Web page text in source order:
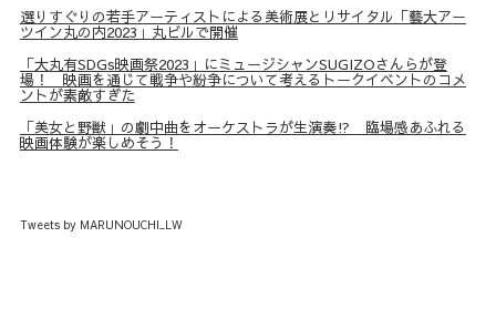
選りすぐりの若手アーティストによる美術展とリサイタル「藝大アー
ツイン丸の内2023」丸ビルで開催
「大丸有SDGs映画祭2023」にミュージシャンSUGIZOさんらが登
場！ 映画を通じて戦争や紛争について考えるトークイベントのコメ
ントが素敵すぎた
「美女と野獣」の劇中曲をオーケストラが生演奏⁉ 臨場感あふれる
映画体験が楽しめそう！
Tweets by MARUNOUCHI_LW